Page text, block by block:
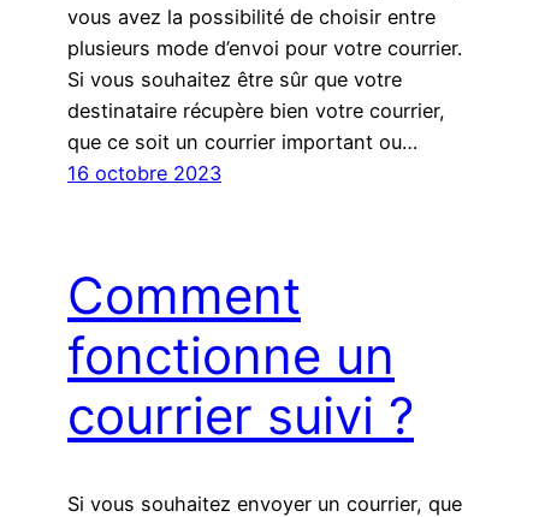
vous avez la possibilité de choisir entre
plusieurs mode d’envoi pour votre courrier.
Si vous souhaitez être sûr que votre
destinataire récupère bien votre courrier,
que ce soit un courrier important ou…
16 octobre 2023
Comment
fonctionne un
courrier suivi ?
Si vous souhaitez envoyer un courrier, que